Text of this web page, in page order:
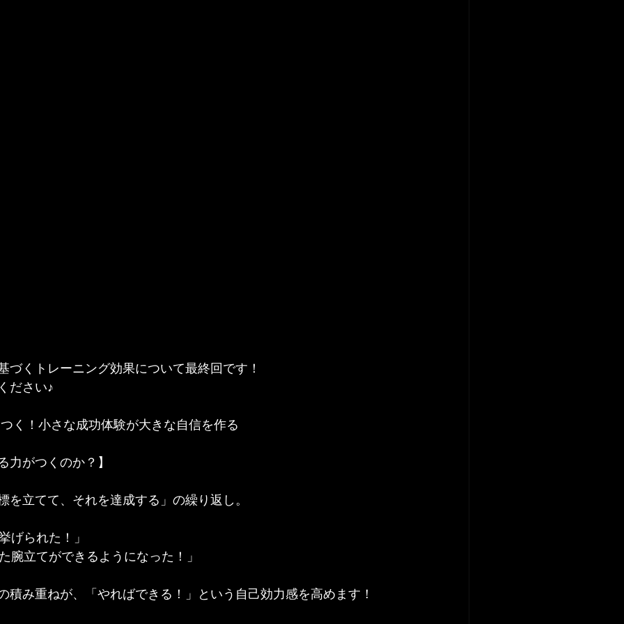
づくトレーニング効果について最終回です！
ださい♪
く！小さな成功体験が大きな自信を作る
力がつくのか？】
を立てて、それを達成する」の繰り返し。
げられた！」
腕立てができるようになった！」
積み重ねが、「やればできる！」という自己効力感を高めます！